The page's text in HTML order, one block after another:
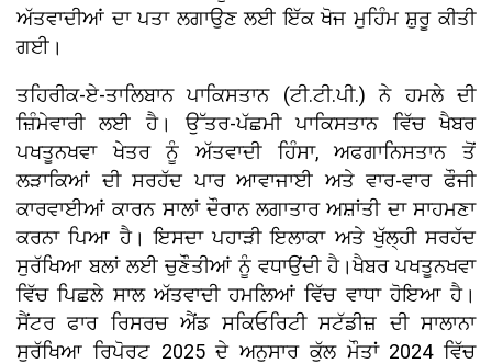
ਅੱਤਵਾਦੀਆਂ ਦਾ ਪਤਾ ਲਗਾਉਣ ਲਈ ਇੱਕ ਖੋਜ ਮੁਹਿੰਮ ਸ਼ੁਰੂ ਕੀਤੀ
ਗਈ।
ਤਹਿਰੀਕ-ਏ-ਤਾਲਿਬਾਨ ਪਾਕਿਸਤਾਨ (ਟੀ.ਟੀ.ਪੀ.) ਨੇ ਹਮਲੇ ਦੀ
ਜ਼ਿੰਮੇਵਾਰੀ ਲਈ ਹੈ। ਉੱਤਰ-ਪੱਛਮੀ ਪਾਕਿਸਤਾਨ ਵਿੱਚ ਖੈਬਰ
ਪਖਤੂਨਖਵਾ ਖੇਤਰ ਨੂੰ ਅੱਤਵਾਦੀ ਹਿੰਸਾ, ਅਫਗਾਨਿਸਤਾਨ ਤੋਂ
ਲੜਾਕਿਆਂ ਦੀ ਸਰਹੱਦ ਪਾਰ ਆਵਾਜਾਈ ਅਤੇ ਵਾਰ-ਵਾਰ ਫੌਜੀ
ਕਾਰਵਾਈਆਂ ਕਾਰਨ ਸਾਲਾਂ ਦੌਰਾਨ ਲਗਾਤਾਰ ਅਸ਼ਾਂਤੀ ਦਾ ਸਾਹਮਣਾ
ਕਰਨਾ ਪਿਆ ਹੈ। ਇਸਦਾ ਪਹਾੜੀ ਇਲਾਕਾ ਅਤੇ ਖੁੱਲ੍ਹੀ ਸਰਹੱਦ
ਸੁਰੱਖਿਆ ਬਲਾਂ ਲਈ ਚੁਣੌਤੀਆਂ ਨੂੰ ਵਧਾਉਂਦੀ ਹੈ।ਖੈਬਰ ਪਖਤੂਨਖਵਾ
ਵਿੱਚ ਪਿਛਲੇ ਸਾਲ ਅੱਤਵਾਦੀ ਹਮਲਿਆਂ ਵਿੱਚ ਵਾਧਾ ਹੋਇਆ ਹੈ।
ਸੈਂਟਰ ਫਾਰ ਰਿਸਰਚ ਐਂਡ ਸਕਿਓਰਿਟੀ ਸਟੱਡੀਜ਼ ਦੀ ਸਾਲਾਨਾ
ਸੁਰੱਖਿਆ ਰਿਪੋਰਟ 2025 ਦੇ ਅਨੁਸਾਰ ਕੁੱਲ ਮੌਤਾਂ 2024 ਵਿੱਚ